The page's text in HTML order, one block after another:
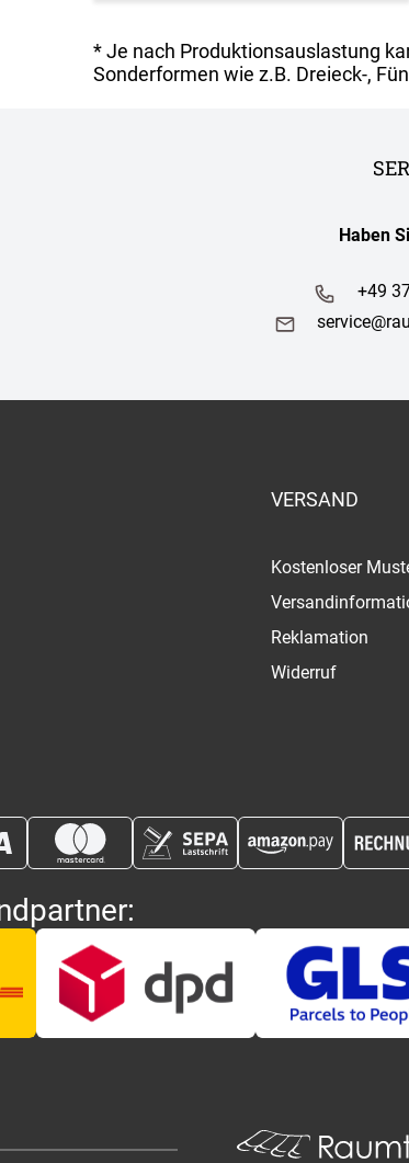
* Je nach Produktionsauslastung
Sonderformen wie z.B. Dreieck-,
Haben
+49
VERSAND
Kostenloser
Reklamation
Widerruf